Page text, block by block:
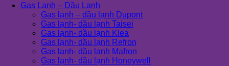
Gas Lạnh – Dầu Lạnh
Gas lạnh – dầu lạnh Dupont
Gas lạnh- dầu lạnh Taisei
Gas lạnh- dầu lạnh Klea
Gas lạnh- dầu lạnh Refron
Gas lạnh- dầu lạnh Mafron
Gas lạnh- dầu lạnh Honeywell